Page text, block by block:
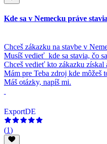
Kde sa v Nemecku práve
Chceš zákazku na stavbe v
Musíš vedieť kde sa stavia, čo
Chceš vedieť kto zákazku získal
Mám pre Teba zdroj kde môžeš
Máš otázky, napíš mi.
ExportDE
(1)